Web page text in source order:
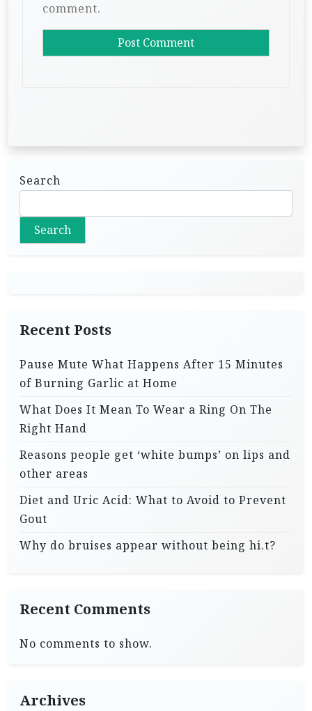
comment.
Search
Search
Recent Posts
Pause Mute What Happens After 15 Minutes
of Burning Garlic at Home
What Does It Mean To Wear a Ring On The
Right Hand
Reasons people get ‘white bumps’ on lips and
other areas
Diet and Uric Acid: What to Avoid to Prevent
Gout
Why do bruises appear without being hi.t?
Recent Comments
No comments to show.
Archives